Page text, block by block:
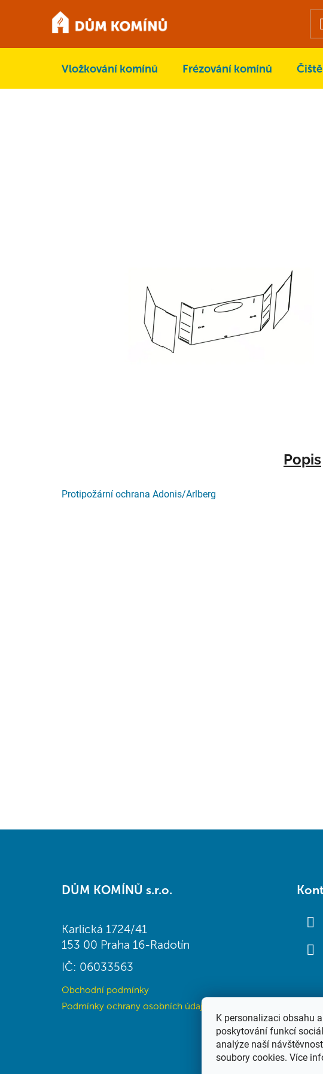
K personalizaci obsahu
poskytování funkcí
analýze naší
soubory cookies. Více
Vložkování komínů Frézování komínů
Popis
Protipožární ochrana Adonis/Arlberg
DŮM KOMÍNŮ s.r.o.
Karlická 1724/41
153 00 Praha 16-Radotín
IČ: 06033563
Obchodní podmínky
Podmínky ochrany osobních údajů (GDPR)